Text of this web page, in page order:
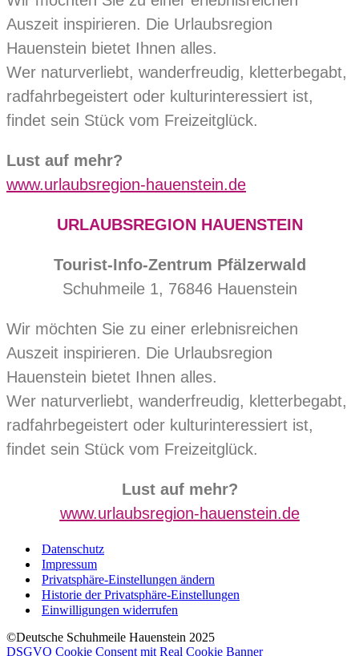
Auszeit inspirieren. Die Urlaubsregion
Hauenstein bietet Ihnen alles.
Wer naturverliebt, wanderfreudig, kletterbegabt,
radfahrbegeistert oder kulturinteressiert ist,
findet sein Stück vom Freizeitglück.
Lust auf mehr?
www.urlaubsregion-hauenstein.de
URLAUBSREGION HAUENSTEIN
Tourist-Info-Zentrum Pfälzerwald
Schuhmeile 1, 76846 Hauenstein
Wir möchten Sie zu einer erlebnisreichen
Auszeit inspirieren. Die Urlaubsregion
Hauenstein bietet Ihnen alles.
Wer naturverliebt, wanderfreudig, kletterbegabt,
radfahrbegeistert oder kulturinteressiert ist,
findet sein Stück vom Freizeitglück.
Lust auf mehr?
www.urlaubsregion-hauenstein.de
Datenschutz
Impressum
Privatsphäre-Einstellungen ändern
Historie der Privatsphäre-Einstellungen
Einwilligungen widerrufen
©Deutsche Schuhmeile Hauenstein 2025
DSGVO Cookie Consent mit Real Cookie Banner